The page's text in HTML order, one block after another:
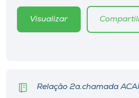
Editora
Museu
Visualizar
Relação 2a.chamada